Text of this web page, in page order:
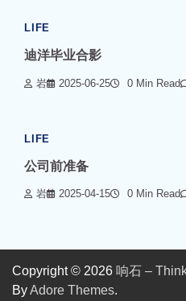
LIFE
迪洋毕业合影
岩 2025-06-25 0 Min Read
LIFE
公司前准备
岩 2025-04-15 0 Min Read
Copyright © 2026 响石 –
ByAdore Themes.